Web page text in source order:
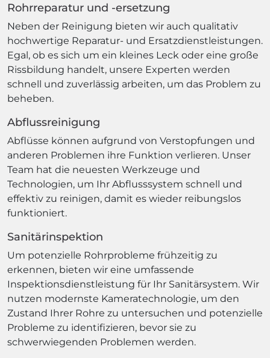
Rohrreparatur und -ersetzung
Neben der Reinigung bieten wir auch qualitativ
hochwertige Reparatur- und Ersatzdienstleistungen.
Egal, ob es sich um ein kleines Leck oder eine große
Rissbildung handelt, unsere Experten werden
schnell und zuverlässig arbeiten, um das Problem zu
beheben.
Abflussreinigung
Abflüsse können aufgrund von Verstopfungen und
anderen Problemen ihre Funktion verlieren. Unser
Team hat die neuesten Werkzeuge und
Technologien, um Ihr Abflusssystem schnell und
effektiv zu reinigen, damit es wieder reibungslos
funktioniert.
Sanitärinspektion
Um potenzielle Rohrprobleme frühzeitig zu
erkennen, bieten wir eine umfassende
Inspektionsdienstleistung für Ihr Sanitärsystem. Wir
nutzen modernste Kameratechnologie, um den
Zustand Ihrer Rohre zu untersuchen und potenzielle
Probleme zu identifizieren, bevor sie zu
schwerwiegenden Problemen werden.